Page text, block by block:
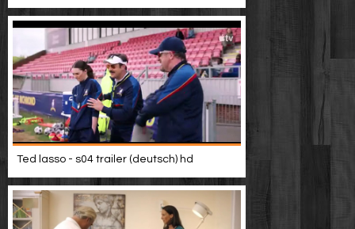
Ted lasso - s04 trailer (deutsch) hd